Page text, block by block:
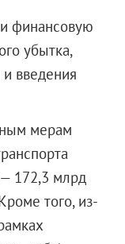
финансовую
убытка,
введения
мерам
172,3 млрд
того, из-